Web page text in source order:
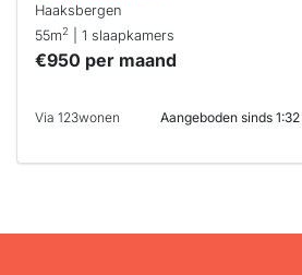
Haaksbergen
55m2 | 1 slaapkamers
€950 per maand
Via 123wonen Aangeboden sinds 1:32